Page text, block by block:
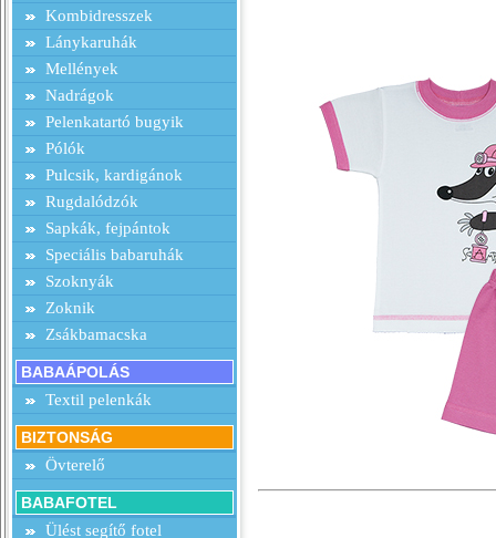
Kombidresszek
Lánykaruhák
Mellények
Nadrágok
Pelenkatartó bugyik
Pólók
Pulcsik, kardigánok
Rugdalódzók
Sapkák, fejpántok
Speciális babaruhák
Szoknyák
Zoknik
Zsákbamacska
BABAÁPOLÁS
Textil pelenkák
BIZTONSÁG
Övterelő
BABAFOTEL
Ülést segítő fotel